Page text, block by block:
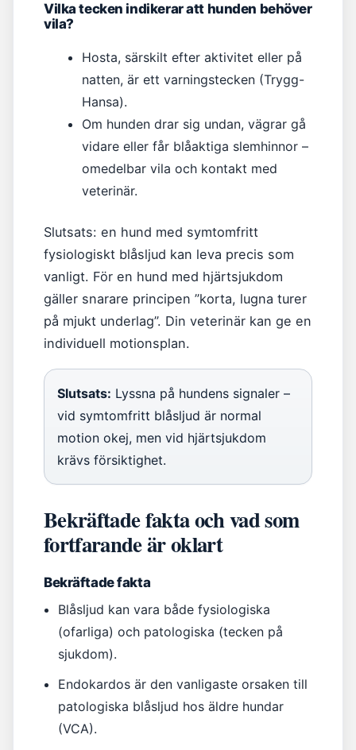
Vilka tecken indikerar att hunden behöver
vila?
Hosta, särskilt efter aktivitet eller på
natten, är ett varningstecken (Trygg-
Hansa).
Om hunden drar sig undan, vägrar gå
vidare eller får blåaktiga slemhinnor –
omedelbar vila och kontakt med
veterinär.
Slutsats: en hund med symtomfritt
fysiologiskt blåsljud kan leva precis som
vanligt. För en hund med hjärtsjukdom
gäller snarare principen ”korta, lugna turer
på mjukt underlag”. Din veterinär kan ge en
individuell motionsplan.
Slutsats: Lyssna på hundens signaler –
vid symtomfritt blåsljud är normal
motion okej, men vid hjärtsjukdom
krävs försiktighet.
Bekräftade fakta och vad som
fortfarande är oklart
Bekräftade fakta
Blåsljud kan vara både fysiologiska
(ofarliga) och patologiska (tecken på
sjukdom).
Endokardos är den vanligaste orsaken till
patologiska blåsljud hos äldre hundar
(VCA).